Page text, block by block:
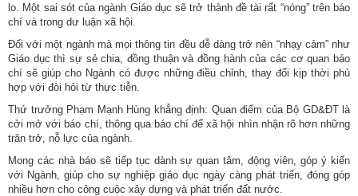
lo. Một sai sót của ngành Giáo dục sẽ trở thành đề tài rất “nóng” trên báo
chí và trong dư luận xã hội.
Đối với một ngành mà mọi thông tin đều dễ dàng trở nên “nhạy cảm” như
Giáo dục thì sự sẻ chia, đồng thuận và đồng hành của các cơ quan báo
chí sẽ giúp cho Ngành có được những điều chỉnh, thay đổi kịp thời phù
hợp với đòi hỏi từ thực tiễn.
Thứ trưởng Phạm Mạnh Hùng khẳng định: Quan điểm của Bộ GD&ĐT là
cởi mở với báo chí, thông qua báo chí để xã hội nhìn nhận rõ hơn những
trăn trở, nỗ lực của ngành.
Mong các nhà báo sẽ tiếp tục dành sự quan tâm, động viên, góp ý kiến
với Ngành, giúp cho sự nghiệp giáo dục ngày càng phát triển, đóng góp
nhiều hơn cho công cuộc xây dựng và phát triển đất nước.